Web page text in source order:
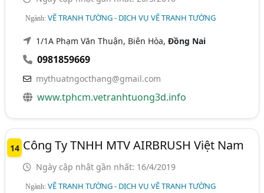
Ngành:VẼ TRANH TƯỜNG - DỊCH VỤ VẼ TRANH TƯỜNG
1/1A Phạm Văn Thuận, Biên Hòa,Đồng Nai
0981859669
mythuatngocthang@gmail.com
www.tphcm.vetranhtuong3d.info
14 Công Ty TNHH MTV AIRBRUSH Việt Nam
Ngày cập nhật gần nhất: 16/4/2019
Ngành:VẼ TRANH TƯỜNG - DỊCH VỤ VẼ TRANH TƯỜNG